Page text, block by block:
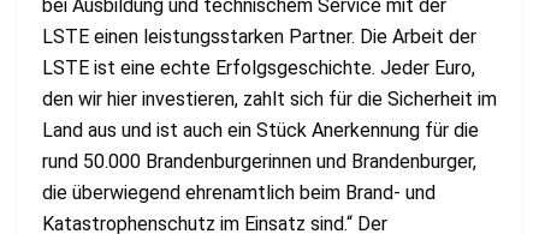
bei Ausbildung und technischem Service mit der
LSTE einen leistungsstarken Partner. Die Arbeit der
LSTE ist eine echte Erfolgsgeschichte. Jeder Euro,
den wir hier investieren, zahlt sich für die Sicherheit im
Land aus und ist auch ein Stück Anerkennung für die
rund 50.000 Brandenburgerinnen und Brandenburger,
die überwiegend ehrenamtlich beim Brand- und
Katastrophenschutz im Einsatz sind.“ Der